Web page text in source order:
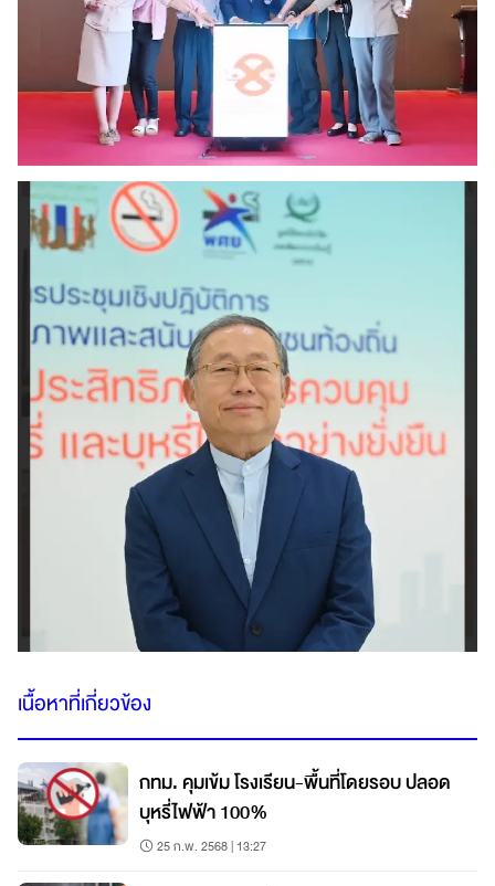
เนื้อหาที่เกี่ยวข้อง
กทม. คุมเข้ม โรงเรียน-พื้นที่โดยรอบ ปลอด
บุหรี่ไฟฟ้า 100%
25 ก.พ. 2568 | 13:27